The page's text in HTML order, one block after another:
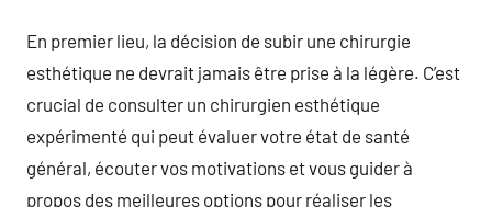
En premier lieu, la décision de subir une chirurgie
esthétique ne devrait jamais être prise à la légère. C’est
crucial de consulter un chirurgien esthétique
expérimenté qui peut évaluer votre état de santé
général, écouter vos motivations et vous guider à
propos des meilleures options pour réaliser les